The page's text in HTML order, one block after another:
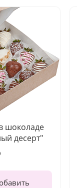
шоколаде
десерт"